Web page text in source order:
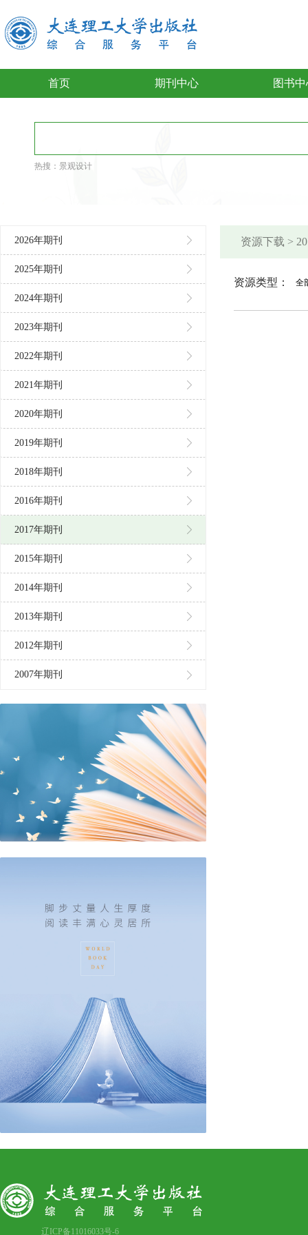
首页 期刊中心 图书中
热搜： 景观设计
2026年期刊
2025年期刊
2024年期刊
2023年期刊
2022年期刊
2021年期刊
2020年期刊
2019年期刊
2018年期刊
2016年期刊
2017年期刊
2015年期刊
2014年期刊
2013年期刊
2012年期刊
2007年期刊
资源下载 >
资源类型： 全
辽ICP备11016033号-6